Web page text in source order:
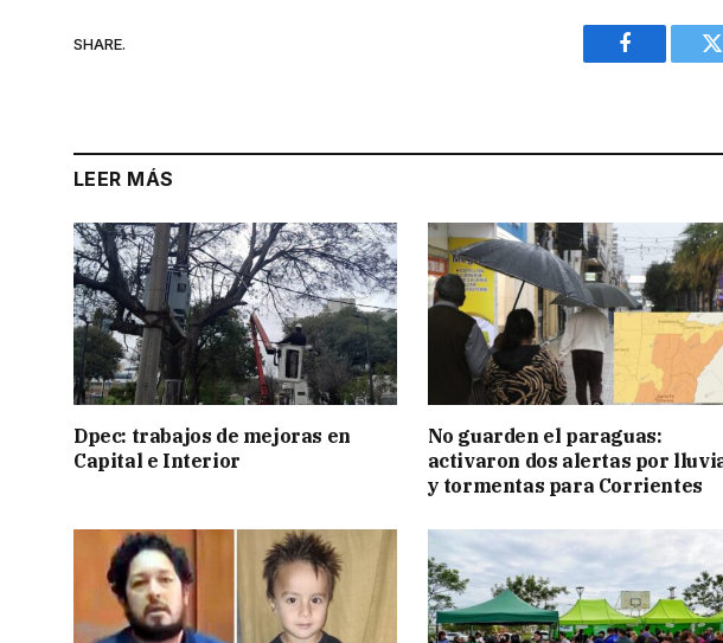
SHARE.
Facebook
LEER MÁS
Dpec: trabajos de mejoras en
Capital e Interior
No guarden el paraguas:
activaron dos alertas por
y tormentas para Corrientes